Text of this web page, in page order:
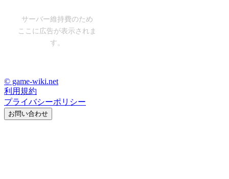
サーバー維持費のため
ここに広告が表示されま
す。
© game-wiki.net
利用規約
プライバシーポリシー
お問い合わせ